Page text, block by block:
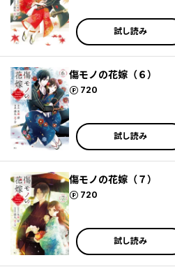
試し読み
傷モノの花嫁（６）
720
ポイント
試し読み
傷モノの花嫁（７）
720
ポイント
試し読み